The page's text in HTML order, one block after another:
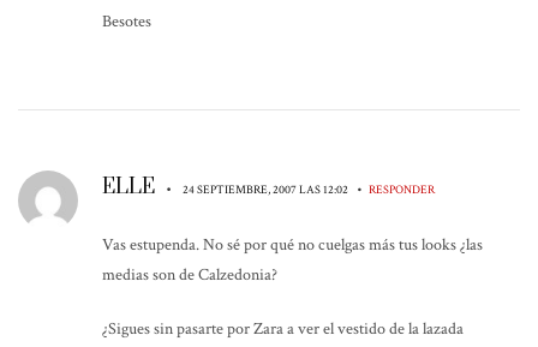
Besotes
ELLE • 24 SEPTIEMBRE, 2007 LAS 12:02 • RESPONDER
Vas estupenda. No sé por qué no cuelgas más tus looks ¿las
medias son de Calzedonia?
¿Sigues sin pasarte por Zara a ver el vestido de la lazada